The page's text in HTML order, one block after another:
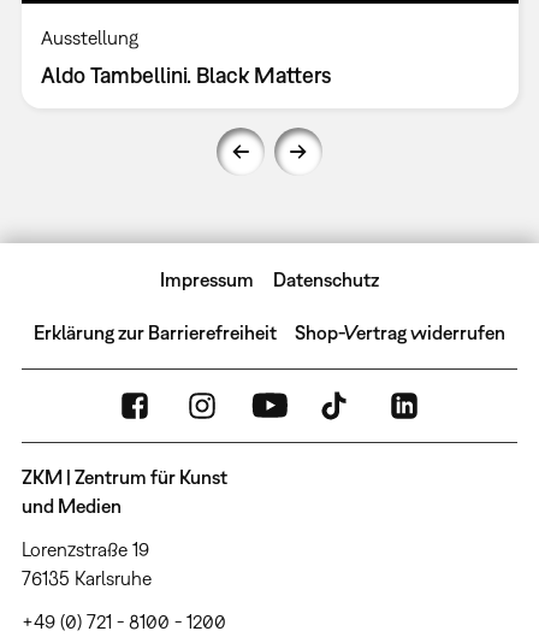
Ausstellung
Aldo Tambellini. Black Matters
Impressum Datenschutz
Erklärung zur Barrierefreiheit Shop-Vertrag widerrufen
ZKM | Zentrum für Kunst
und Medien
Lorenzstraße 19
76135 Karlsruhe
+49 (0) 721 - 8100 - 1200